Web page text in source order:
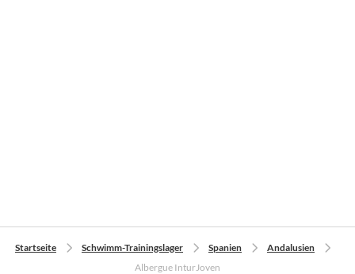
Startseite Schwimm-Trainingslager Spanien
Andalusien
Albergue InturJoven